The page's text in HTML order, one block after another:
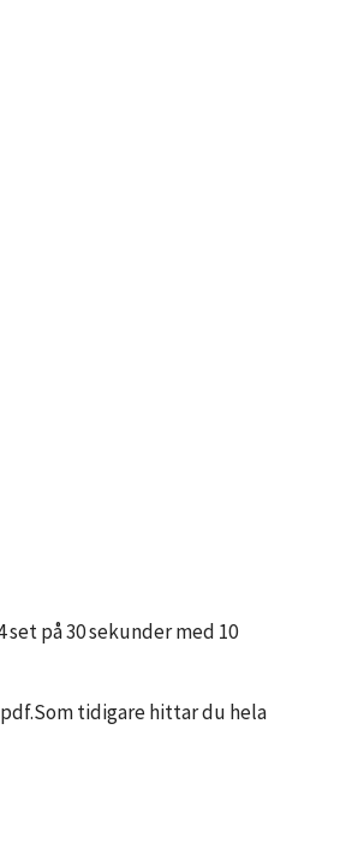
på 30 sekunder med 10
pdf.Som tidigare hittar du hela